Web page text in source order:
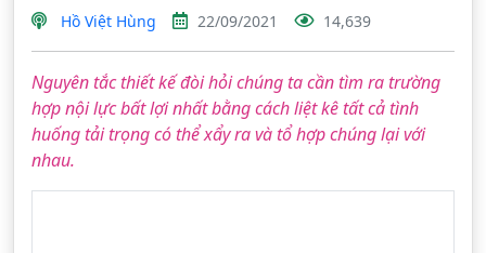
Hồ Việt Hùng 22/09/2021 14,639
Nguyên tắc thiết kế đòi hỏi chúng ta cần tìm ra trường
hợp nội lực bất lợi nhất bằng cách liệt kê tất cả tình
huống tải trọng có thể xẩy ra và tổ hợp chúng lại với
nhau.